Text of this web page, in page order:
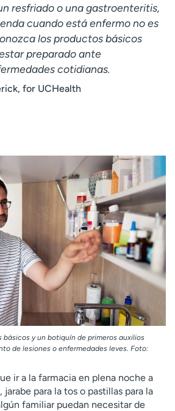
Classes & events
Clinical trials
Professionals
resfriado o una gastroenteritis,
cuando está enfermo no es
los productos básicos
preparado ante
cotidianas.
for UCHealth
y un botiquín de primeros auxilios
de lesiones o enfermedades leves. Foto:
ir a la farmacia en plena noche a
para la tos o pastillas para la
familiar puedan necesitar de